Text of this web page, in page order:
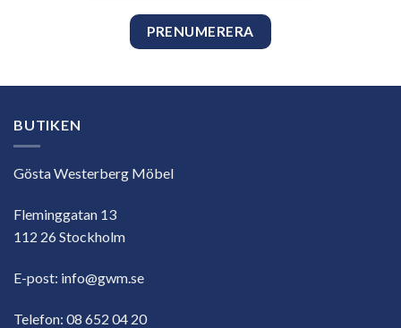
BUTIKEN
Gösta Westerberg Möbel
Fleminggatan 13
112 26 Stockholm
E-post: info@gwm.se
Telefon: 08 652 04 20